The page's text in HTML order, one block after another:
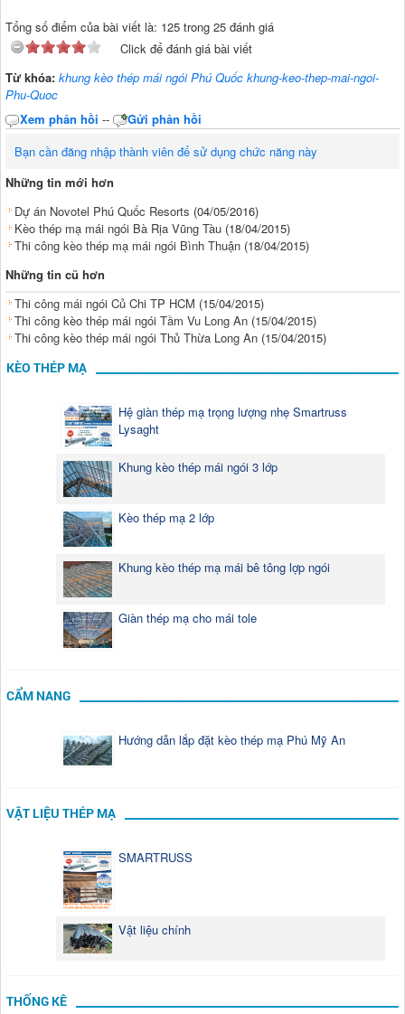
Tổng số điểm của bài viết là: 125 trong 25 đánh giá
Click để đánh giá bài viết
Từ khóa: khung kèo thép mái ngói Phú Quốc khung-keo-thep-mai-ngoi-
Phu-Quoc
Xem phản hồi --
Gửi phản hồi
Bạn cần đăng nhập thành viên để sử dụng chức năng này
Những tin mới hơn
Dự án Novotel Phú Quốc Resorts (04/05/2016)
Kèo thép mạ mái ngói Bà Rịa Vũng Tàu (18/04/2015)
Thi công kèo thép mạ mái ngói Bình Thuận (18/04/2015)
Những tin cũ hơn
Thi công mái ngói Củ Chi TP HCM (15/04/2015)
Thi công kèo thép mái ngói Tầm Vu Long An (15/04/2015)
Thi công kèo thép mái ngói Thủ Thừa Long An (15/04/2015)
KÈO THÉP MẠ
Hệ giàn thép mạ trọng lượng nhẹ Smartruss
Lysaght
Khung kèo thép mái ngói 3 lớp
Kèo thép mạ 2 lớp
Khung kèo thép mạ mái bê tông lợp ngói
Giàn thép mạ cho mái tole
CẨM NANG
Hướng dẫn lắp đặt kèo thép mạ Phú Mỹ An
VẬT LIỆU THÉP MẠ
SMARTRUSS
Vật liệu chính
THỐNG KÊ